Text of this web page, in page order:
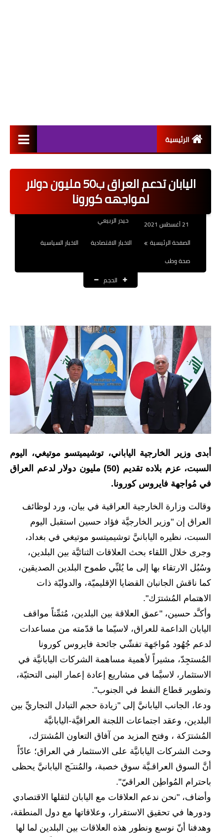
الرئيسية
اخبار القطاع العام
اخبار القطاع الخاص
الرواتب والقروض
المنح المالية
قطع الاراضي
اخبار العراق
الاخبار السياسية
الاخبار الامنية
الاخبار الاقتصادية
المدارس
اخبار وقرارات وزارة التربية
نتائج الامتحانات
المرحلة الابتدائية
المرحلة الاعدادية
اسئلة وزارية
المرحلة الابتدائية
المرحلة المتوسطة
المرحلة الاعدادية
مرشحات
المرحلة الابتدائية
المرحلة الاعدادية
كتب مدرسية
اليابان تدعم العراق ب50 مليون دولار
لمواجهه كورونا
حيدر الربيعي
الصفحة الرئيسية
الاخبار الاقتصادية
الاخبار السياسية
صحة وطب
الحجم
أبدى وزير الخارجية الياباني، توشيميتسو موتيغي، اليوم
السبت، عزم بلاده تقديم (50) مليون دولار لدعم العراق
في مُواجهة فايروس كورونا.
وقالت وزارة الخارجية العراقية في بيان، ورد لوظائف
العراق إن "وزير الخارجيَّة فؤاد حسين استقبل اليوم
السبت، نظيره اليابانيَّ توشيميتسو موتيغي في بغداد،
وجرى خلال اللقاء بحث العلاقات الثنائيَّة بين البلدين،
وسُبُل الارتقاء بها إلى ما يُلبِّي طموح البلدين الصديقين،
كما ناقش الجانبان القضايا الإقليميّة، والدوليّة ذات
الاهتمام المُشترَك".
وأكـَّد حسين، "عمق العلاقة بين البلدين، مُثمِّناً مواقف
اليابان الداعمة للعراق، لاسيّما ما قدّمته من مساعدات
لدعم جُهُود مُواجَهة تفشّي جائحة فايروس كورونا
المُستجِدّ، مشيراً لأهمية مساهمة الشركات اليابانيَّة في
الاستثمار، لاسيَّما في مشاريع إعادة إعمار البنى التحتيّة،
وتطوير قطاع النفط في الجنوب".
ودعا، الجانب اليابانيَّ إلى "زيادة حجم التبادل التجاريِّ بين
البلدين، وعقد اجتماعات اللجنة العراقيَّة-اليابانيَّة
المُشترَكة ، وفتح المزيد من آفاق التعاون المُشترَك،
وحث الشركات اليابانيَّة على الاستثمار في العراق؛ عادّاً
أنَّ السوق العراقـيَّة سوق خصبة، والمُنتـَج اليابانيَّ يحظى
باحترام المُواطِن العراقيّ".
وأضاف، "نحن ندعم العلاقات مع اليابان لثقلها الاقتصادي
ودورها في تحقيق الاستقرار، وعلاقاتها مع دول المنطقة،
وهدفنا أنّ نوسع ونطور هذه العلاقات بين البلدين لما لها